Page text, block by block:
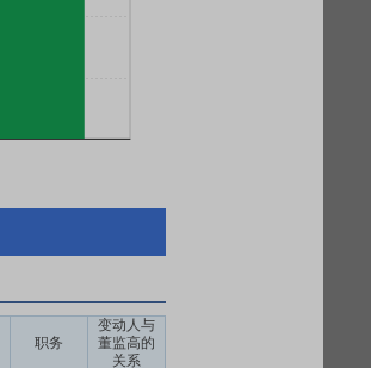
职务
变动人与
董监高的
关系